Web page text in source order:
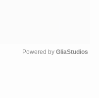
Powered by GliaStudios